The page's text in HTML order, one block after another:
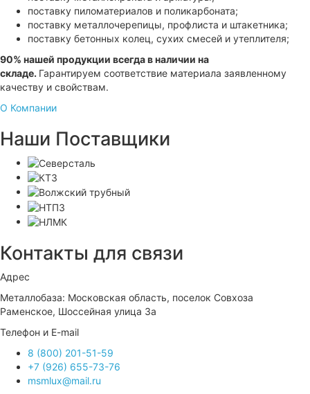
поставку пиломатериалов и поликарбоната;
поставку металлочерепицы, профлиста и штакетника;
поставку бетонных колец, сухих смесей и утеплителя;
90% нашей продукции всегда в наличии на
складе. Гарантируем соответствие материала заявленному
качеству и свойствам.
О Компании
Наши Поставщики
Контакты для связи
Адрес
Металлобаза: Московская область, поселок Совхоза
Раменское, Шоссейная улица 3а
Телефон и E-mail
8 (800) 201-51-59
+7 (926) 655-73-76
msmlux@mail.ru